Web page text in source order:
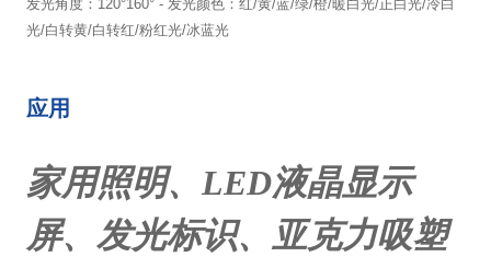
发光角度：120°160° - 发光颜色：红/黄/蓝/绿/橙/暖白光/正白光/冷白
光/白转黄/白转红/粉红光/冰蓝光
应用
家用照明、LED液晶显示
屏、发光标识、亚克力吸塑